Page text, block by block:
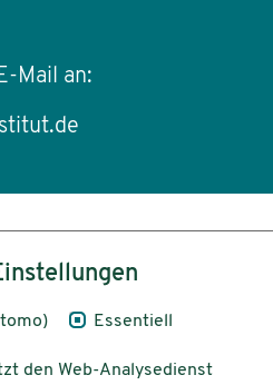
Mail an:
Essentiell
den Web-Analysedienst